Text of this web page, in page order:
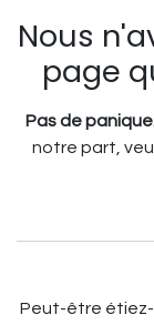
Nous
page
Pas de
notre part,
Peut-être étiez-